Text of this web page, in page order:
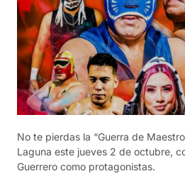
No te pierdas la “Guerra de
Laguna este jueves 2 de octubre,
Guerrero como protagonistas.